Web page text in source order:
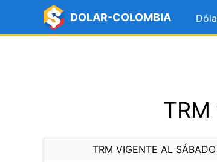
DOLAR-COLOMBIA
TRM VIGENTE AL